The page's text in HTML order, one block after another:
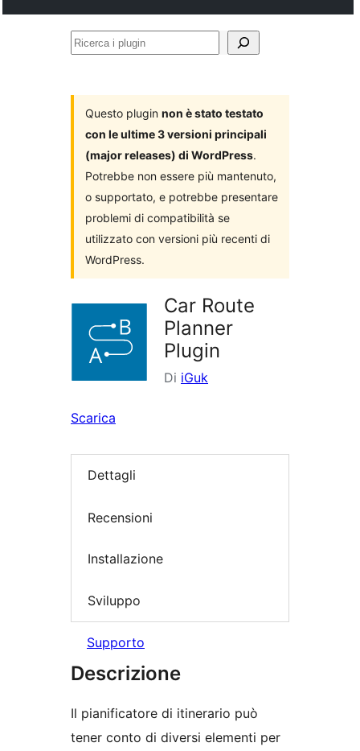
Ricerca
Questo plugin non è stato testato
con le ultime 3 versioni principali
(major releases) di WordPress.
Potrebbe non essere più mantenuto,
o supportato, e potrebbe presentare
problemi di compatibilità se
utilizzato con versioni più recenti di
WordPress.
Car Route
Planner
Plugin
Di iGuk
Scarica
Dettagli
Recensioni
Installazione
Sviluppo
Supporto
Descrizione
Il pianificatore di itinerario può
tener conto di diversi elementi per